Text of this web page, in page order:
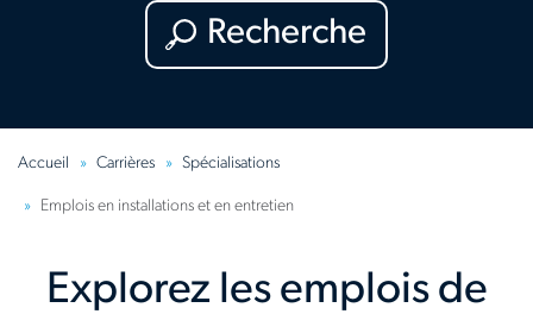
Recherche
Accueil Carrières Spécialisations
Emplois en installations et en entretien
Explorez les emplois de